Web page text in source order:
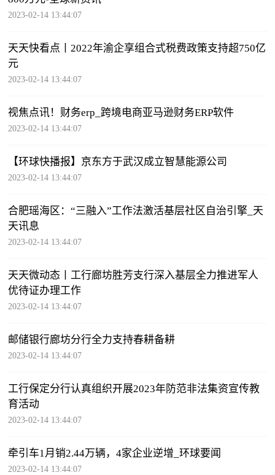
2023-02-14 13:44:07
天天快看点丨2022年渝企享组合式税费政策支持超750亿
元
2023-02-14 13:44:07
视焦点讯！财务erp_跨境电商亚马逊财务ERP软件
2023-02-14 13:44:07
【环球快播报】京东方于武汉成立智慧能源公司
2023-02-14 13:44:07
合肥瑶海区：“三融入”工作法激活基层社区自治引擎_天
天讯息
2023-02-14 13:44:07
天天微动态丨工行廊坊胜芳支行深入基层全力推进军人
优待证办理工作
2023-02-14 13:44:07
邮储银行廊坊分行全力支持春耕备耕
2023-02-14 13:44:07
工行保定分行认真组织开展2023年防范非法集资宣传教
育活动
2023-02-14 13:44:07
牵引车1月销2.44万辆，4家企业逆增_环球要闻
2023-02-14 13:44:07